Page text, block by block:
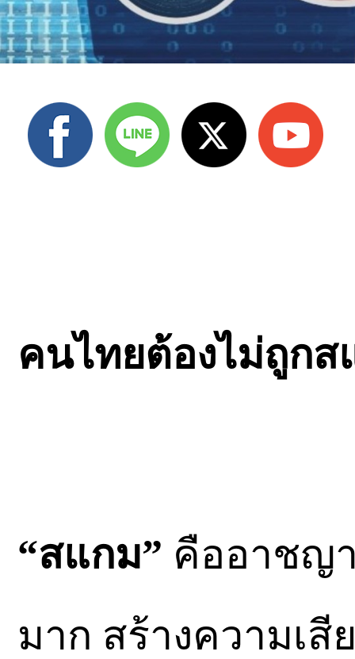
คนไทยต้องไม่ถูกส
“สแกม” คืออาชญ
มาก สร้างความเ